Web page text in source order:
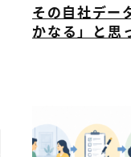
その自社デー
かなる」と思